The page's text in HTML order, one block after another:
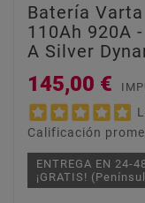
Batería Varta
110Ah 920A
A Silver
145,00 €
Calificación
ENTREGA EN 24-
¡GRATIS!